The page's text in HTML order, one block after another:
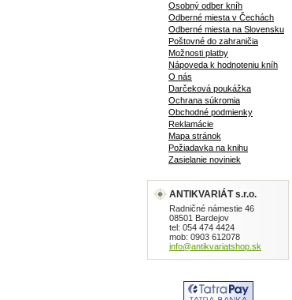
Osobný odber kníh
Odberné miesta v Čechách
Odberné miesta na Slovensku
Poštovné do zahraničia
Možnosti platby
Nápoveda k hodnoteniu kníh
O nás
Darčeková poukážka
Ochrana súkromia
Obchodné podmienky
Reklamácie
Mapa stránok
Požiadavka na knihu
Zasielanie noviniek
ANTIKVARIÁT s.r.o.
Radničné námestie 46
08501 Bardejov
tel: 054 474 4424
mob: 0903 612078
info@antikvariatshop.sk